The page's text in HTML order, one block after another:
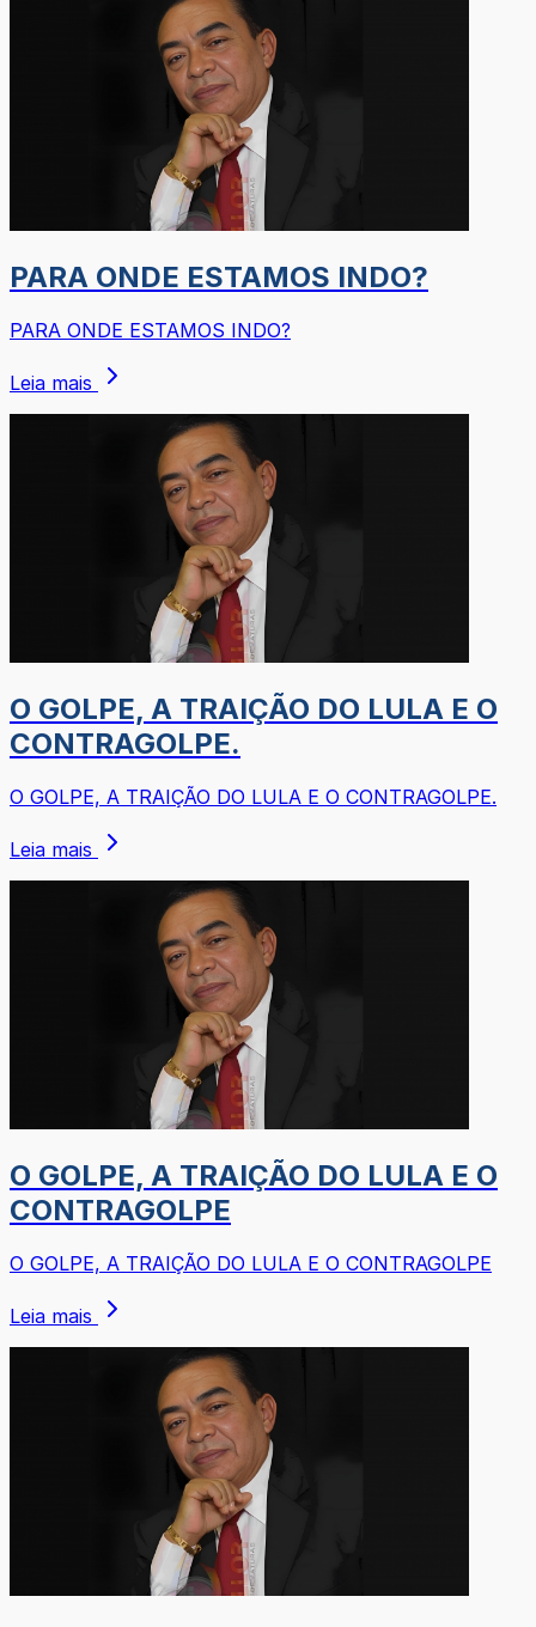
PARA ONDE ESTAMOS INDO?
PARA ONDE ESTAMOS INDO?
Leia mais
O GOLPE, A TRAIÇÃO DO LULA E O
CONTRAGOLPE.
O GOLPE, A TRAIÇÃO DO LULA E O CONTRAGOLPE.
Leia mais
O GOLPE, A TRAIÇÃO DO LULA E O
CONTRAGOLPE
O GOLPE, A TRAIÇÃO DO LULA E O CONTRAGOLPE
Leia mais